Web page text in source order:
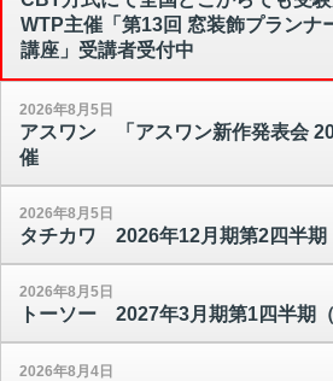
WTP主催「第13回 窓装飾プランナ
講座」受講者受付中
2026年8月5日
アスワン 「アスワン新作発表会
催
2026年8月5日
タチカワ 2026年12月期第2四半期
2026年8月5日
トーソー 2027年3月期第1四半期
2026年8月4日